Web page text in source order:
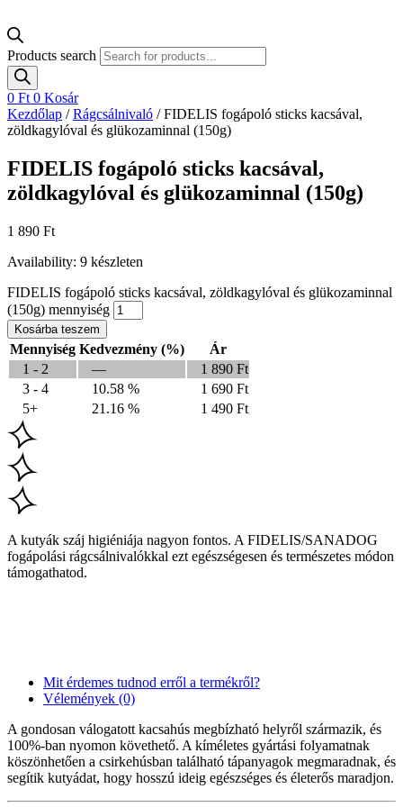
Products search
0 Ft 0 Kosár
Kezdőlap /Rágcsálnivaló / FIDELIS fogápoló sticks kacsával,
zöldkagylóval és glükozaminnal (150g)
FIDELIS fogápoló sticks kacsával,
zöldkagylóval és glükozaminnal (150g)
1 890 Ft
Availability: 9 készleten
FIDELIS fogápoló sticks kacsával, zöldkagylóval és glükozaminnal
(150g) mennyiség
Kosárba teszem
Mennyiség Kedvezmény (%)
Ár
1 - 2
— 1 890 Ft
3 - 4
10.58 % 1 690 Ft
5+
21.16 % 1 490 Ft
A kutyák száj ​​​​higiéniája nagyon fontos. A FIDELIS/SANADOG
fogápolási rágcsálnivalókkal ezt egészségesen és természetes módon
támogathatod.
Mit érdemes tudnod erről a termékről?
Vélemények (0)
A gondosan válogatott kacsahús megbízható helyről származik, és
100%-ban nyomon követhető. A kíméletes gyártási folyamatnak
köszönhetően a csirkehúsban található tápanyagok megmaradnak, és
segítik kutyádat, hogy hosszú ideig egészséges és életerős maradjon.